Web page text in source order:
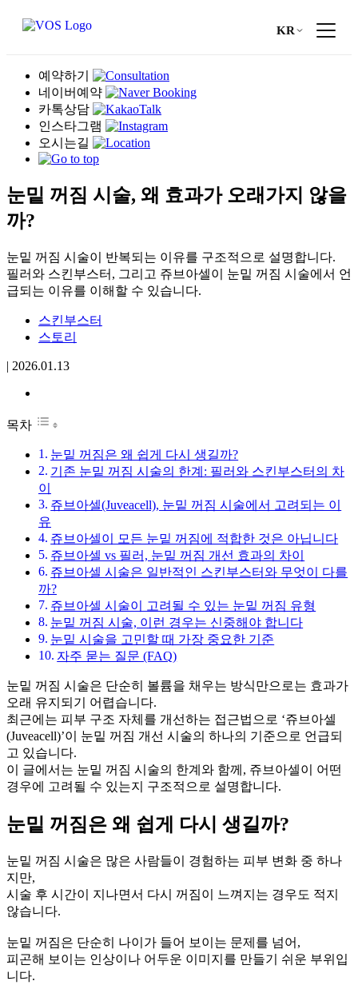
KR
눈밑 꺼짐 시술, 왜 효과가 오래가지 않을
까?
눈밑 꺼짐 시술이 반복되는 이유를 구조적으로 설명합니다.
필러와 스킨부스터, 그리고 쥬브아셀이 눈밑 꺼짐 시술에서 언
급되는 이유를 이해할 수 있습니다.
스킨부스터
스토리
| 2026.01.13
목차
눈밑 꺼짐은 왜 쉽게 다시 생길까?
기존 눈밑 꺼짐 시술의 한계: 필러와 스킨부스터의 차
이
쥬브아셀(Juveacell), 눈밑 꺼짐 시술에서 고려되는 이
유
쥬브아셀이 모든 눈밑 꺼짐에 적합한 것은 아닙니다
쥬브아셀 vs 필러, 눈밑 꺼짐 개선 효과의 차이
쥬브아셀 시술은 일반적인 스킨부스터와 무엇이 다를
까?
쥬브아셀 시술이 고려될 수 있는 눈밑 꺼짐 유형
눈밑 꺼짐 시술, 이런 경우는 신중해야 합니다
눈밑 시술을 고민할 때 가장 중요한 기준
자주 묻는 질문 (FAQ)
눈밑 꺼짐 시술은 단순히 볼륨을 채우는 방식만으로는 효과가
오래 유지되기 어렵습니다.
최근에는 피부 구조 자체를 개선하는 접근법으로 ‘쥬브아셀
(Juveacell)’이 눈밑 꺼짐 개선 시술의 하나의 기준으로 언급되
고 있습니다.
이 글에서는 눈밑 꺼짐 시술의 한계와 함께, 쥬브아셀이 어떤
경우에 고려될 수 있는지 구조적으로 설명합니다.
눈밑 꺼짐은 왜 쉽게 다시 생길까?
눈밑 꺼짐 시술은 많은 사람들이 경험하는 피부 변화 중 하나
지만,
시술 후 시간이 지나면서 다시 꺼짐이 느껴지는 경우도 적지
않습니다.
눈밑 꺼짐은 단순히 나이가 들어 보이는 문제를 넘어,
피곤해 보이는 인상이나 어두운 이미지를 만들기 쉬운 부위입
니다.